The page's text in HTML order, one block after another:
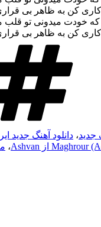
کاری کن به ظاهر بی
که خودت میدونی تو قلب
کاری کن به ظاهر بی
جدید، دانلود آهنگ جدید
،